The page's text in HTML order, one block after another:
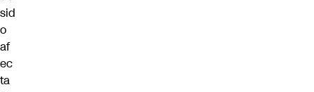
sid
o
af
ec
ta